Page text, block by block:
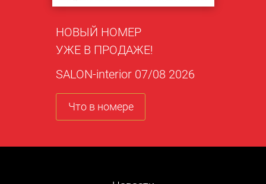
НОВЫЙ НОМЕР
УЖЕ В ПРОДАЖЕ!
SALON-interior 07/08 2026
Что в номере